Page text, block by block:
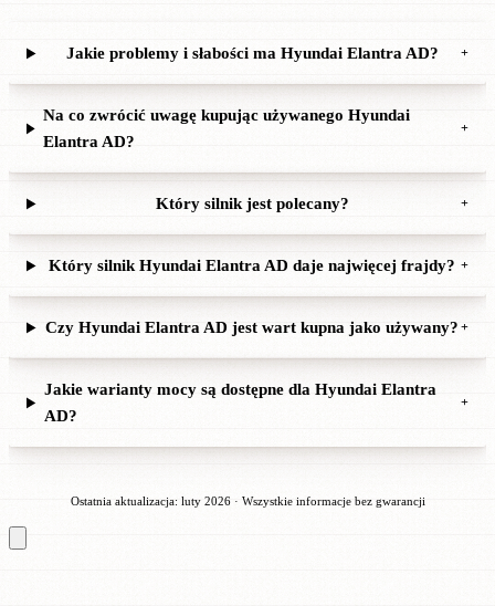
Jakie problemy i słabości ma Hyundai Elantra AD? +
Na co zwrócić uwagę kupując używanego Hyundai
Elantra AD?
+
Który silnik jest polecany? +
Który silnik Hyundai Elantra AD daje najwięcej frajdy? +
Czy Hyundai Elantra AD jest wart kupna jako używany? +
Jakie warianty mocy są dostępne dla Hyundai Elantra
AD?
+
Ostatnia aktualizacja: luty 2026 · Wszystkie informacje bez gwarancji